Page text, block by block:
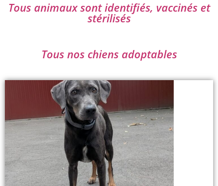
Tous animaux sont identifiés, vaccinés et
stérilisés
Tous nos chiens adoptables